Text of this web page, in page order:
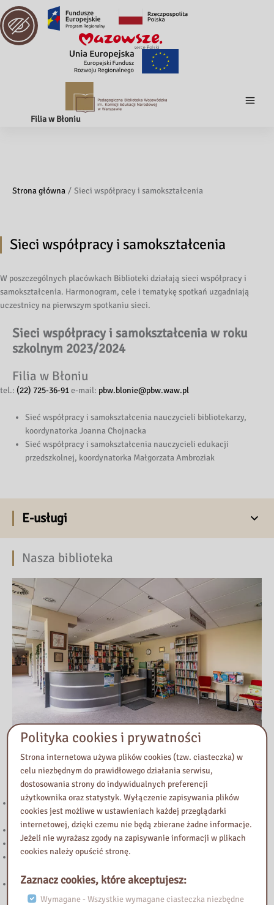
Filia w Błoniu
Strona główna Sieci współpracy i samokształcenia
Sieci współpracy i samokształcenia
W poszczególnych placówkach Biblioteki działają sieci współpracy i
samokształcenia. Harmonogram, cele i tematykę spotkań uzgadniają
uczestnicy na pierwszym spotkaniu sieci.
Sieci współpracy i samokształcenia w roku
szkolnym 2023/2024
Filia w Błoniu
tel.: (22) 725-36-91e-mail: pbw.blonie@pbw.waw.pl
Sieć współpracy i samokształcenia nauczycieli bibliotekarzy,
koordynatorka Joanna Chojnacka
Sieć współpracy i samokształcenia nauczycieli edukacji
przedszkolnej, koordynatorka Małgorzata Ambroziak
E-usługi
Nasza biblioteka
Przeczytaj
Wystawa poświęcona 82. Rocznicy wybuchu Powstania
Warszawskiego w Bibliotece Pedagogicznej w Błoniu
Uwaga! Zmiana godzin pracy Biblioteki Pedagogicznej w Błoniu
Wakacyjne godziny otwarcia
Konkurs fotograficzny „Śladami pamięci XX wieku. Fotograficzna
5 edycja akcji „KSIĄŻKI CZYTAM, ŚWIAT POZNAJĘ”
Polityka cookies i prywatności
Strona internetowa używa plików cookies (tzw. ciasteczka) w
celu niezbędnym do prawidłowego działania serwisu,
dostosowania strony do indywidualnych preferencji
użytkownika oraz statystyk. Wyłączenie zapisywania plików
cookies jest możliwe w ustawieniach każdej przeglądarki
internetowej, dzięki czemu nie będą zbierane żadne informacje.
Jeżeli nie wyrażasz zgody na zapisywanie informacji w plikach
cookies należy opuścić stronę.
Zaznacz cookies, które akceptujesz:
Wymagane - Wszystkie wymagane ciasteczka niezbędne